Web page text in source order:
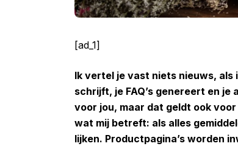
[ad_1]
Ik vertel je vast niets nieuws,
schrijft, je FAQ’s genereert en
voor jou, maar dat geldt ook
wat mij betreft: als alles
lijken. Productpagina’s worden